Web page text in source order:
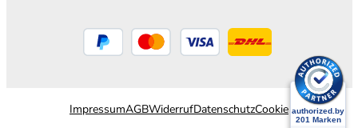
ImpressumAGBWiderrufDatenschutzCookie